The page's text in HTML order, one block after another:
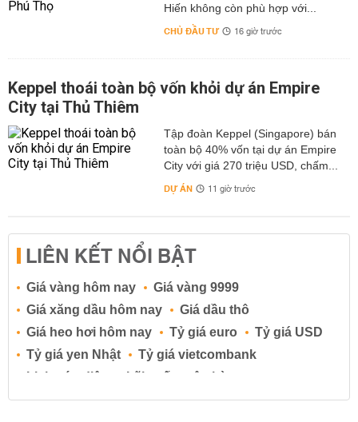
Hiến không còn phù hợp với...
CHỦ ĐẦU TƯ 16 giờ trước
Keppel thoái toàn bộ vốn khỏi dự án Empire
City tại Thủ Thiêm
Tập đoàn Keppel (Singapore) bán
toàn bộ 40% vốn tại dự án Empire
City với giá 270 triệu USD, chấm...
DỰ ÁN 11 giờ trước
LIÊN KẾT NỔI BẬT
Giá vàng hôm nay
Giá vàng 9999
Giá xăng dầu hôm nay
Giá dầu thô
Giá heo hơi hôm nay
Tỷ giá euro
Tỷ giá USD
Tỷ giá yen Nhật
Tỷ giá vietcombank
Lịch cúp điện
Lãi suất ngân hàng
Lãi suất tiết kiệm
Lãi suất tiền gửi